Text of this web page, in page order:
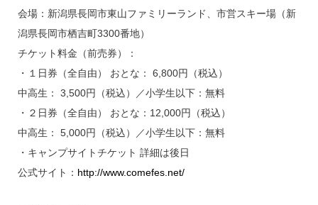
会場：新潟県長岡市東山ファミリーランド、市営スキー場（新
潟県長岡市栖吉町3300番地）
チケット料金（前売券）：
・１日券（全自由） おとな： 6,800円（税込）
中高生： 3,500円（税込）／小学生以下：無料
・２日券（全自由） おとな：12,000円（税込）
中高生： 5,000円（税込）／小学生以下：無料
・キャンプサイトチケット 詳細は後日
公式サイト： http://www.comefes.net/